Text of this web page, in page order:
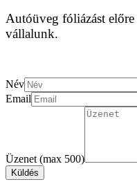
Autóüveg fóliázást
vállalunk.
Név
Email
Üzenet (max 500)
Küldés